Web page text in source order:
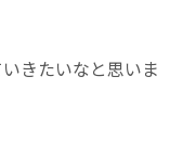
きたいなと思いま